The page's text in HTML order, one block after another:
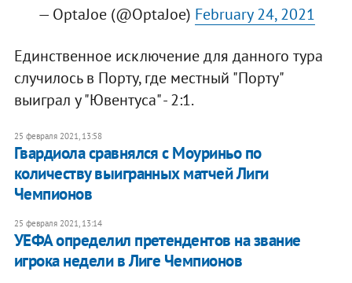
— OptaJoe (@OptaJoe) February 24, 2021
Единственное исключение для данного тура
случилось в Порту, где местный "Порту"
выиграл у "Ювентуса" - 2:1.
25 февраля 2021, 13:58
Гвардиола сравнялся с Моуриньо по
количеству выигранных матчей Лиги
Чемпионов
25 февраля 2021, 13:14
УЕФА определил претендентов на звание
игрока недели в Лиге Чемпионов